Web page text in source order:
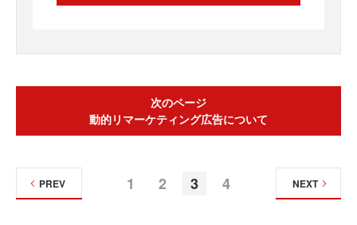
次のページ
動的リマーケティング広告について
1 2 3 4
PREV NEXT